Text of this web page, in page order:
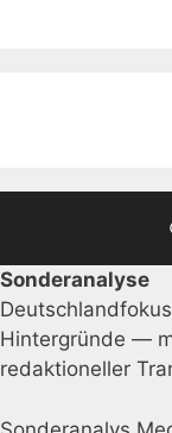
Sonderanalyse
Hintergründe —
redaktioneller